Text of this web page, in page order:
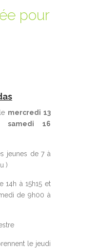
pour
mercredi 13
16
jeunes de 7 à
)
14h à 15h15 et
de 9h00 à
le jeudi